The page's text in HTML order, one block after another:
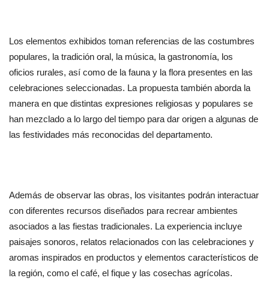
Los elementos exhibidos toman referencias de las costumbres
populares, la tradición oral, la música, la gastronomía, los
oficios rurales, así como de la fauna y la flora presentes en las
celebraciones seleccionadas. La propuesta también aborda la
manera en que distintas expresiones religiosas y populares se
han mezclado a lo largo del tiempo para dar origen a algunas de
las festividades más reconocidas del departamento.
Además de observar las obras, los visitantes podrán interactuar
con diferentes recursos diseñados para recrear ambientes
asociados a las fiestas tradicionales. La experiencia incluye
paisajes sonoros, relatos relacionados con las celebraciones y
aromas inspirados en productos y elementos característicos de
la región, como el café, el fique y las cosechas agrícolas.